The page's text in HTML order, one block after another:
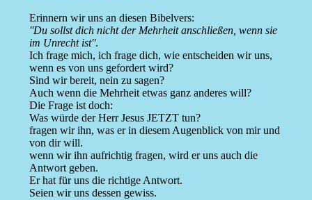
Erinnern wir uns an diesen Bibelvers:
''Du sollst dich nicht der Mehrheit anschließen, wenn sie
im Unrecht ist''.
Ich frage mich, ich frage dich, wie entscheiden wir uns,
wenn es von uns gefordert wird?
Sind wir bereit, nein zu sagen?
Auch wenn die Mehrheit etwas ganz anderes will?
Die Frage ist doch:
Was würde der Herr Jesus JETZT tun?
fragen wir ihn, was er in diesem Augenblick von mir und
von dir will.
wenn wir ihn aufrichtig fragen, wird er uns auch die
Antwort geben.
Er hat für uns die richtige Antwort.
Seien wir uns dessen gewiss.